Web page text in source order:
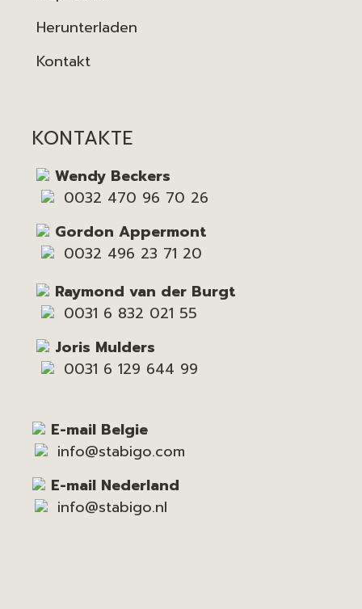
Herunterladen
Kontakt
KONTAKTE
Wendy Beckers
0032 470 96 70 26
Gordon Appermont
0032 496 23 71 20
Raymond van der Burgt
0031 6 832 021 55
Joris Mulders
0031 6 129 644 99
E-mail Belgie
info@stabigo.com
E-mail Nederland
info@stabigo.nl